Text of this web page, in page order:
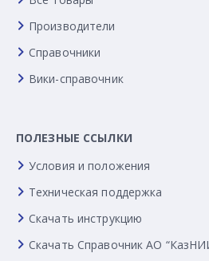
Производители
Справочники
Вики-справочник
ПОЛЕЗНЫЕ ССЫЛКИ
Условия и положения
Техническая поддержка
Скачать инструкцию
Скачать Справочник АО